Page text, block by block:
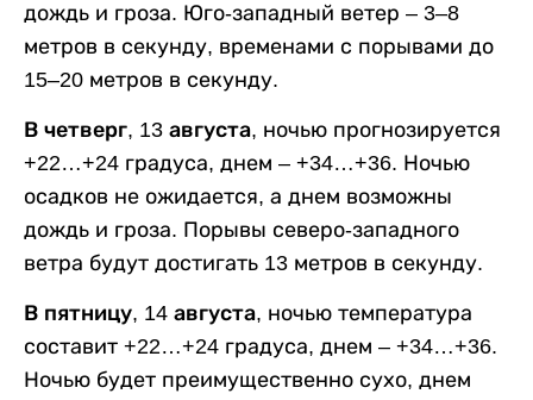
дождь и гроза. Юго-западный ветер – 3–8
метров в секунду, временами с порывами до
15–20 метров в секунду.
В четверг, 13 августа, ночью прогнозируется
+22…+24 градуса, днем – +34…+36. Ночью
осадков не ожидается, а днем возможны
дождь и гроза. Порывы северо-западного
ветра будут достигать 13 метров в секунду.
В пятницу, 14 августа, ночью температура
составит +22…+24 градуса, днем – +34…+36.
Ночью будет преимущественно сухо, днем